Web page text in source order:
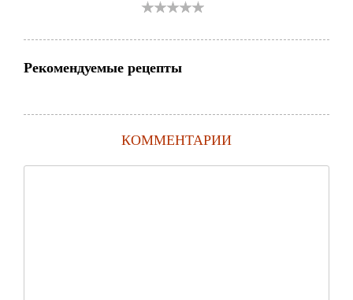
Рекомендуемые рецепты
КОММЕНТАРИИ